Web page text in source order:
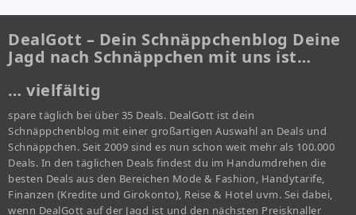
DealGott – Dein Schnäppchenblog Deine
Jagd nach Schnäppchen mit uns ist…
… vielfältig
spare täglich bei über 35 Deals. DealGott ist dein
Schnäppchenblog mit einer großartigen Auswahl an Deals und
Schnäppchen. Seit 2009 sind es nun schon weit mehr als 100.000
Deals. In den täglichen Deals findest du im Handumdrehen die
besten Deals aus den Bereichen Mode & Fashion, Handytarife,
Finanzen (Kredite und Girokonto), Reise & Hotel uvm. Sei dabei,
wenn DealGott auf der Jagd ist und den nächsten Preisknaller